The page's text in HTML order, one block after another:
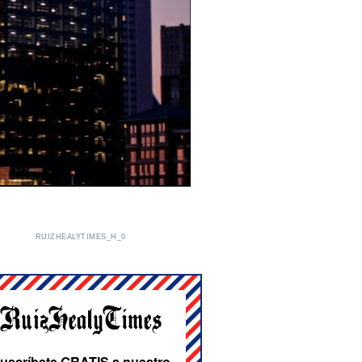
RUIZHEALYTIMES_H_0